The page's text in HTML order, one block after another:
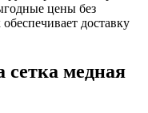
цены без
доставку
сетка медная